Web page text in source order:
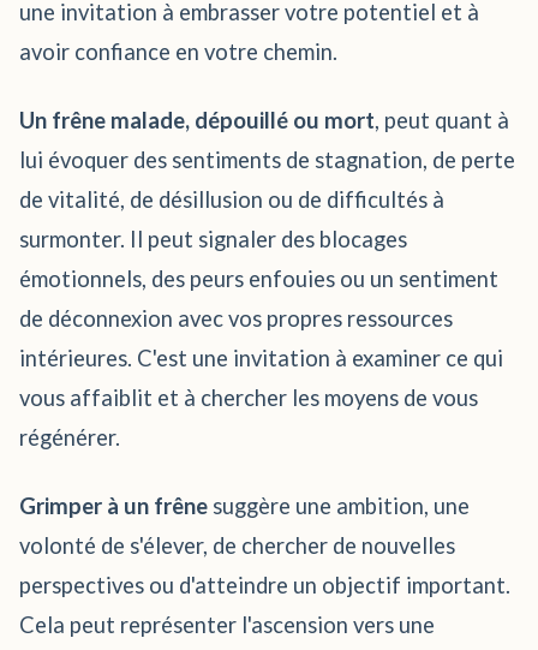
une invitation à embrasser votre potentiel et à
avoir confiance en votre chemin.
Un frêne malade, dépouillé ou mort, peut quant à
lui évoquer des sentiments de stagnation, de perte
de vitalité, de désillusion ou de difficultés à
surmonter. Il peut signaler des blocages
émotionnels, des peurs enfouies ou un sentiment
de déconnexion avec vos propres ressources
intérieures. C'est une invitation à examiner ce qui
vous affaiblit et à chercher les moyens de vous
régénérer.
Grimper à un frêne suggère une ambition, une
volonté de s'élever, de chercher de nouvelles
perspectives ou d'atteindre un objectif important.
Cela peut représenter l'ascension vers une